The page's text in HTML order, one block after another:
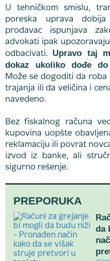
U tehničkom smislu,
poreska uprava
prodavac ispunjava
advokati ipak
odbacivati. Upravo taj
dokaz ukoliko dođe
Može se dogoditi da
trajanja ili da veličina i
navedeno.
Bez fiskalnog računa
kupovina uopšte
reklamaciju ili povrat
izvod iz banke, ali
sigurno rešenje.
PREPORUKA
da